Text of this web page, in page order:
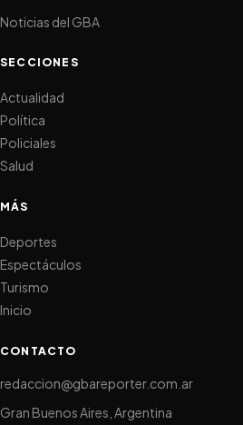
Noticias del GBA
SECCIONES
Actualidad
Política
Policiales
Salud
MÁS
Deportes
Espectáculos
Turismo
Inicio
CONTACTO
redaccion@gbareporter.com.ar
Gran Buenos Aires, Argentina